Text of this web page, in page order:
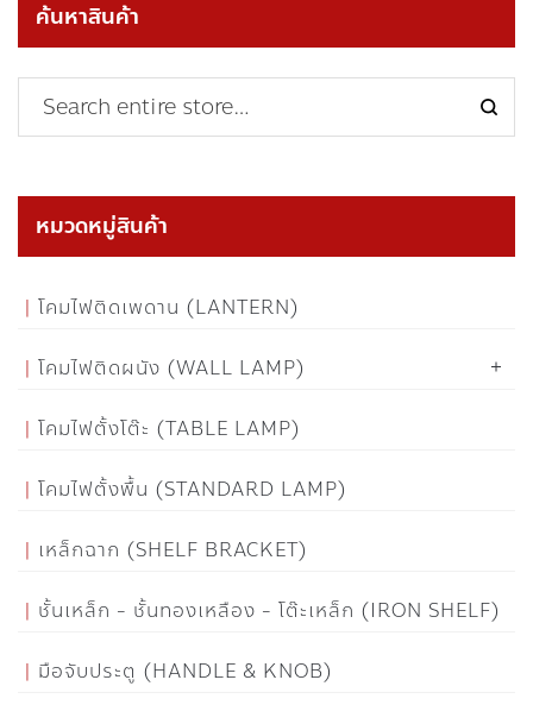
ค้นหาสินค้า
หมวดหมู่สินค้า
โคมไฟติดเพดาน (LANTERN)
โคมไฟติดผนัง (WALL LAMP)
โคมไฟตั้งโต๊ะ (TABLE LAMP)
โคมไฟตั้งพื้น (STANDARD LAMP)
เหล็กฉาก (SHELF BRACKET)
ชั้นเหล็ก - ชั้นทองเหลือง - โต๊ะเหล็ก (IRON SHELF)
มือจับประตู (HANDLE & KNOB)